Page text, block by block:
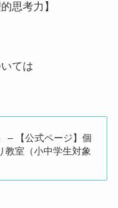
思考力】
ては
– 【公式ページ】個
教室（小中学生対象